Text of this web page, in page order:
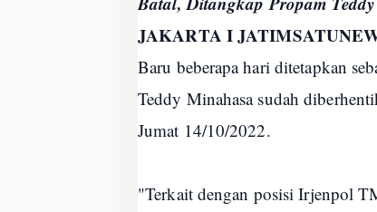
JAKARTA I
Baru beberapa hari ditetapkan
Teddy Minahasa sudah
Jumat 14/10/2022.
"Terkait dengan posisi Irjenpol